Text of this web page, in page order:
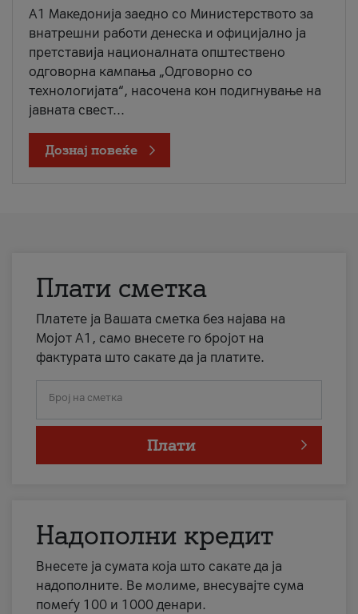
A1 Македонија заедно со Министерството за
внатрешни работи денеска и официјално ја
претставија националната општествено
одговорна кампања „Одговорно со
технологијата“, насочена кон подигнување на
јавната свест...
Дознај повеќе
Плати сметка
Платете ја Вашата сметка без најава на
Мојот А1, само внесете го бројот на
фактурата што сакате да ја платите.
Број на сметка
Плати
Надополни кредит
Внесете ја сумата која што сакате да ја
надополните. Ве молиме, внесувајте сума
помеѓу 100 и 1000 денари.